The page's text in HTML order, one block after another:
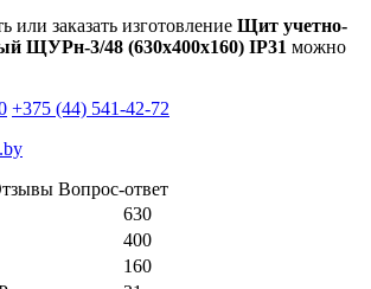
или заказать изготовление Щит учетно-
ЩУРн-3/48 (630х400х160) IP31 можно
+375 (44) 541-42-72
Вопрос-ответ
630
400
160